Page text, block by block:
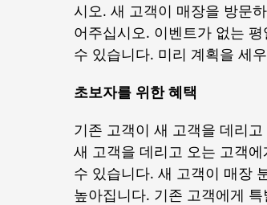
시오. 새 고객이 매장을 방문
어주십시오. 이벤트가 없는
수 있습니다. 미리 계획을 세
초보자를 위한 혜택
기존 고객이 새 고객을 데리
새 고객을 데리고 오는 고객
수 있습니다. 새 고객이 매장
높아집니다. 기존 고객에게